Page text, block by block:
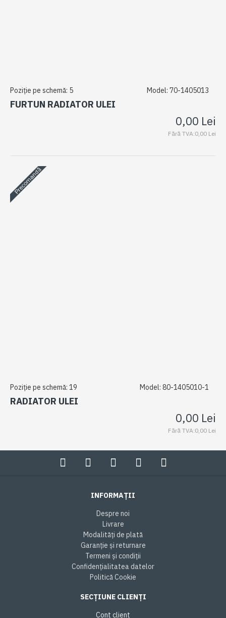
Poziție pe schemă: 5 Model: 70-1405013
FURTUN RADIATOR ULEI
0,00 Lei
Fără TVA:0,00 Lei
Precomandă
Poziție pe schemă: 19 Model: 80-1405010-1
RADIATOR ULEI
0,00 Lei
Fără TVA:0,00 Lei
INFORMAȚII
Despre noi
Livrare
Modalități de plată
Garanție și returnare
Termeni și condiții
Confidențialitatea datelor
Politică Cookie
SECȚIUNE CLIENȚI
Cont client